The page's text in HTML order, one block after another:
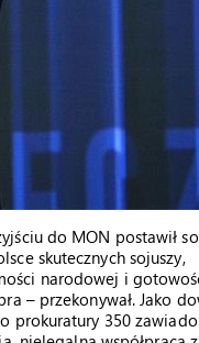
do MON postawił
skutecznych sojuszy,
narodowej i
– przekonywał. Jako
prokuratury 350